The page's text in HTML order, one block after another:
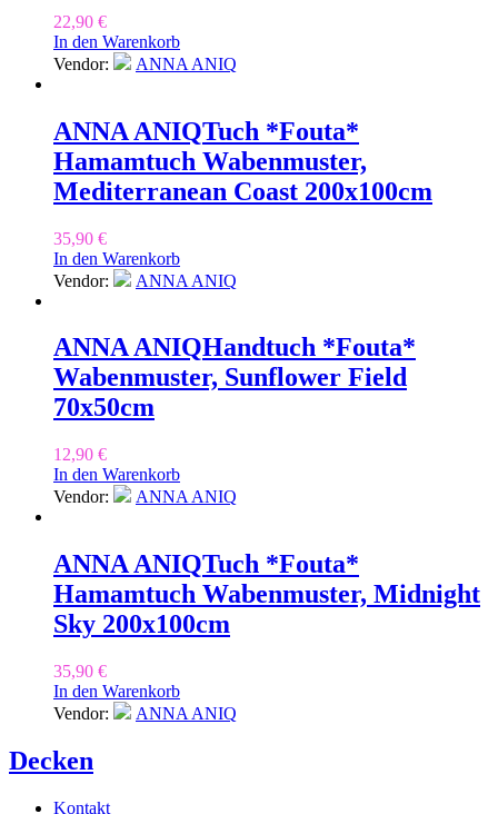
22,90 €
In den Warenkorb
Vendor:
ANNA ANIQ
ANNA ANIQTuch *Fouta*
Hamamtuch Wabenmuster,
Mediterranean Coast 200x100cm
35,90 €
In den Warenkorb
Vendor:
ANNA ANIQ
ANNA ANIQHandtuch *Fouta*
Wabenmuster, Sunflower Field
70x50cm
12,90 €
In den Warenkorb
Vendor:
ANNA ANIQ
ANNA ANIQTuch *Fouta*
Hamamtuch Wabenmuster, Midnight
Sky 200x100cm
35,90 €
In den Warenkorb
Vendor:
ANNA ANIQ
Decken
Kontakt